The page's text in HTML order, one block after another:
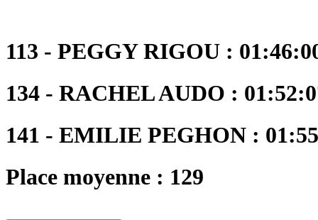
113 - PEGGY RIGOU :
134 - RACHEL AUDO :
141 - EMILIE PEGHON :
Place moyenne : 129